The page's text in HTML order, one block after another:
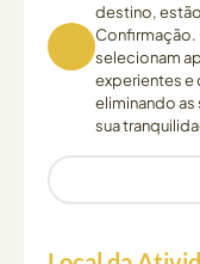
destino,
Confirmação.
selecionam
experientes e
eliminando as
sua